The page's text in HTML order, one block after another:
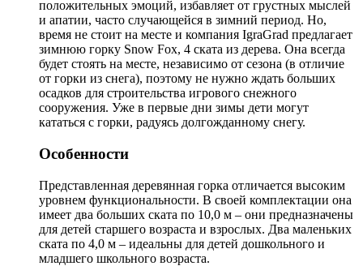
положительных эмоций, избавляет от грустных мыслей
и апатии, часто случающейся в зимний период. Но,
время не стоит на месте и компания IgraGrad предлагает
зимнюю горку Snow Fox, 4 ската из дерева. Она всегда
будет стоять на месте, независимо от сезона (в отличие
от горки из снега), поэтому не нужно ждать больших
осадков для строительства игрового снежного
сооружения. Уже в первые дни зимы дети могут
кататься с горки, радуясь долгожданному снегу.
Особенности
Представленная деревянная горка отличается высоким
уровнем функциональности. В своей комплектации она
имеет два больших ската по 10,0 м – они предназначены
для детей старшего возраста и взрослых. Два маленьких
ската по 4,0 м – идеальны для детей дошкольного и
младшего школьного возраста.